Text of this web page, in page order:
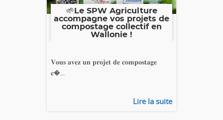
🌱Le SPW Agriculture
accompagne vos projets de
compostage collectif en
Wallonie !
𝐕𝐨𝐮𝐬 𝐚𝐯𝐞𝐳 𝐮𝐧 𝐩𝐫𝐨𝐣𝐞𝐭 𝐝𝐞 𝐜𝐨𝐦𝐩𝐨𝐬𝐭𝐚𝐠𝐞
𝐜�...
Lire la suite